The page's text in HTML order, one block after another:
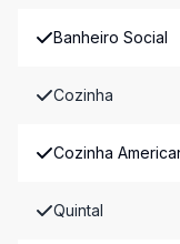
Banheiro Social
Cozinha
Cozinha
Quintal